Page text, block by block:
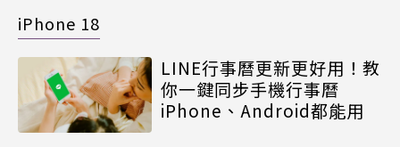
iPhone 18
LINE行事曆更新更好用！教
你一鍵同步手機行事曆
iPhone、Android都能用